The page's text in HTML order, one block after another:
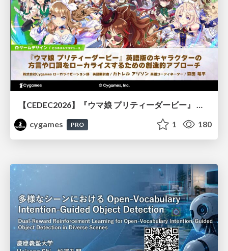
【CEDEC2026】『ウマ娘 プリティーダービー』 英語版のキャラクターの方言や口調をローカライズするための創造的アプローチ
cygames
PRO 1 180